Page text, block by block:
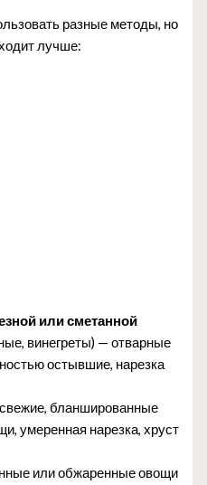
разные методы, но
лучше:
или сметанной
винегреты) — отварные
остывшие, нарезка
бланшированные
умеренная нарезка, хруст
или обжаренные овощи